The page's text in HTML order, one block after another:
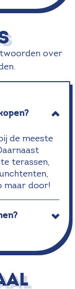
over
de meeste
terassen,
maar door!